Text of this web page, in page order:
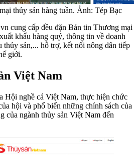
thủy sản hàng tuần. Ảnh: Tép Bạc
cung cấp đều đặn Bản tin Thương mại
khẩu hàng quý, thông tin về doanh
thủy sản,... hỗ trợ, kết nối nông dân tiếp
giới.
Việt Nam
Hội nghề cá Việt Nam, thực hiện chức
hội và phổ biến những chính sách của
của ngành thủy sản Việt Nam đến